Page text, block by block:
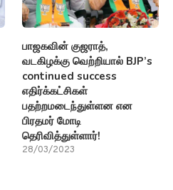
பாஜகவின் குஜராத்,
வடகிழக்கு வெற்றியால் BJP’s
continued success
எதிர்க்கட்சிகள்
பதற்றமடைந்துள்ளன என
பிரதமர் மோடி
தெரிவித்துள்ளார்!
28/03/2023